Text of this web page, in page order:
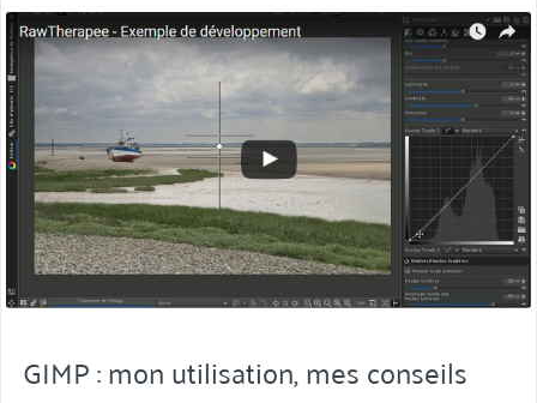
miniature
GIMP : mon utilisation, mes conseils